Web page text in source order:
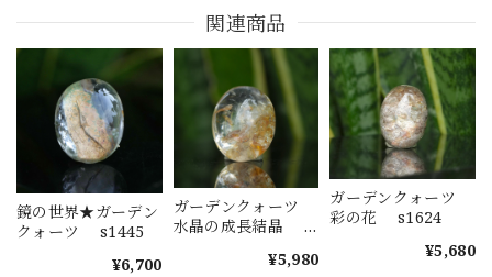
関連商品
鏡の世界★ガーデン
クォーツ s1445
¥6,700
ガーデンクォーツ
水晶の成長結晶
¥5,980
ガーデンクォーツ
彩の花 s1624
¥5,680